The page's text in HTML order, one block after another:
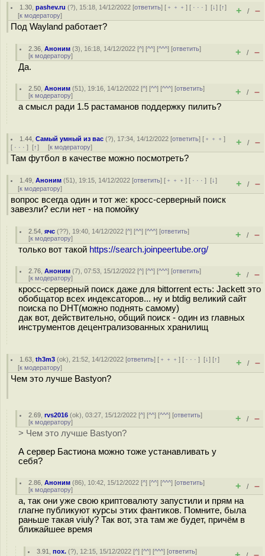
1.30 ,pashev.ru (?), 15:18, 14/12/2022 [ответить] [ ﹢﹢﹢] [ · · ·][↓] [↑]
[к модератору] + / –
Под Wayland работает?
2.36 ,Аноним (3), 16:18, 14/12/2022 [^] [^^] [^^^] [ответить]
[к модератору] + / –
Да.
2.50 ,Аноним (51), 19:16, 14/12/2022 [^] [^^] [^^^] [ответить]
[к модератору] + / –
а смысл ради 1.5 растаманов поддержку пилить?
1.44 ,Самый умный из вас (?), 17:34, 14/12/2022 [ответить] [ ﹢﹢﹢]
[ · · · ] [↑] [к модератору] + / –
Там футбол в качестве можно посмотреть?
1.49 ,Аноним (51), 19:15, 14/12/2022 [ответить] [ ﹢﹢﹢] [ · · ·][↓]
[к модератору] + / –
вопрос всегда один и тот же: кросс-серверный поиск
завезли? если нет - на помойку
2.54 ,ячс (??), 19:40, 14/12/2022 [^] [^^] [^^^] [ответить]
[к модератору] + / –
только вот такой https://search.joinpeertube.org/
2.76 ,Аноним (7), 07:53, 15/12/2022 [^] [^^] [^^^] [ответить]
[к модератору] + / –
кросс-серверный поиск даже для bittorrent есть: Jackett это
обобщатор всех индексаторов... ну и btdig великий сайт
поиска по DHT(можно поднять самому)
дак вот, действительно, общий поиск - один из главных
инструментов децентрализованных хранилищ
1.63 ,th3m3 (ok), 21:52, 14/12/2022 [ответить] [ ﹢﹢﹢] [ · · ·][↓] [↑]
[к модератору] + / –
Чем это лучше Bastyon?
2.69 ,rvs2016 (ok), 03:27, 15/12/2022 [^] [^^] [^^^] [ответить]
[к модератору] + / –
> Чем это лучше Bastyon?
А сервер Бастиона можно тоже устанавливать у
себя?
2.86 ,Аноним (86), 10:42, 15/12/2022 [^] [^^] [^^^] [ответить]
[к модератору] + / –
а, так они уже свою криптовалюту запустили и прям на
глагне публикуют курсы этих фантиков. Помните, была
раньше такая viuly? Так вот, эта там же будет, причём в
ближайшее время
3.91 ,пох. (?), 12:15, 15/12/2022 [^] [^^] [^^^] [ответить]